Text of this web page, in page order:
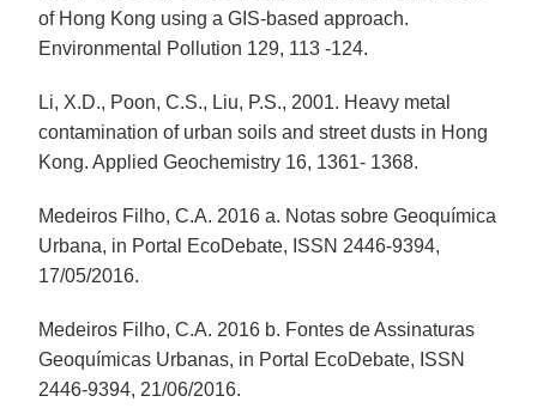
of Hong Kong using a GIS-based approach.
Environmental Pollution 129, 113 -124.
Li, X.D., Poon, C.S., Liu, P.S., 2001. Heavy metal
contamination of urban soils and street dusts in Hong
Kong. Applied Geochemistry 16, 1361- 1368.
Medeiros Filho, C.A. 2016 a. Notas sobre Geoquímica
Urbana, in Portal EcoDebate, ISSN 2446-9394,
17/05/2016.
Medeiros Filho, C.A. 2016 b. Fontes de Assinaturas
Geoquímicas Urbanas, in Portal EcoDebate, ISSN
2446-9394, 21/06/2016.